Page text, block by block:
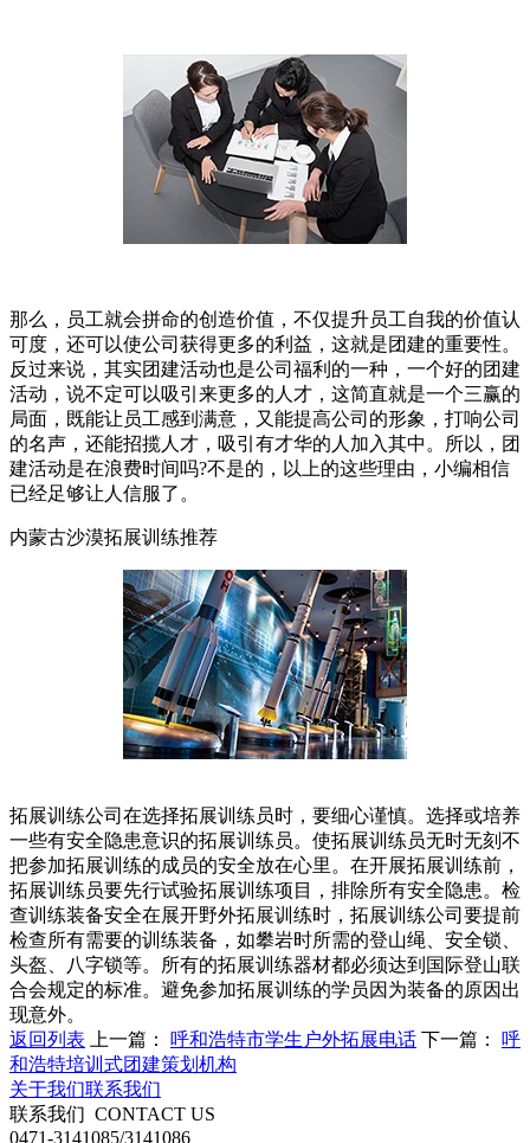
那么，员工就会拼命的创造价值，不仅提升员工自我的价值认
可度，还可以使公司获得更多的利益，这就是团建的重要性。
反过来说，其实团建活动也是公司福利的一种，一个好的团建
活动，说不定可以吸引来更多的人才，这简直就是一个三赢的
局面，既能让员工感到满意，又能提高公司的形象，打响公司
的名声，还能招揽人才，吸引有才华的人加入其中。所以，团
建活动是在浪费时间吗?不是的，以上的这些理由，小编相信
已经足够让人信服了。
内蒙古沙漠拓展训练推荐
拓展训练公司在选择拓展训练员时，要细心谨慎。选择或培养
一些有安全隐患意识的拓展训练员。使拓展训练员无时无刻不
把参加拓展训练的成员的安全放在心里。在开展拓展训练前，
拓展训练员要先行试验拓展训练项目，排除所有安全隐患。检
查训练装备安全在展开野外拓展训练时，拓展训练公司要提前
检查所有需要的训练装备，如攀岩时所需的登山绳、安全锁、
头盔、八字锁等。所有的拓展训练器材都必须达到国际登山联
合会规定的标准。避免参加拓展训练的学员因为装备的原因出
现意外。
返回列表
上一篇： 呼和浩特市学生户外拓展电话 下一篇： 呼
和浩特培训式团建策划机构
关于我们联系我们
联系我们 CONTACT US
0471-3141085/3141086